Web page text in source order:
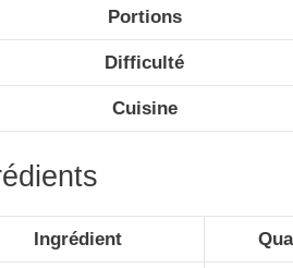
Portions
Difficulté
Cuisine
Ingrédient